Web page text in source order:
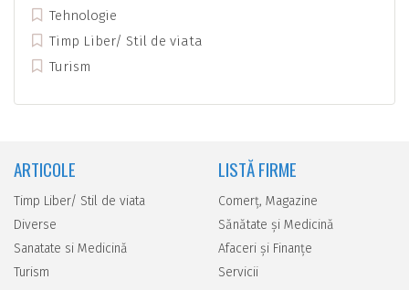
Tehnologie
Timp Liber/ Stil de viata
Turism
ARTICOLE
Timp Liber/ Stil de viata
Diverse
Sanatate si Medicină
Turism
LISTĂ FIRME
Comerţ, Magazine
Sănătate şi Medicină
Afaceri şi Finanţe
Servicii